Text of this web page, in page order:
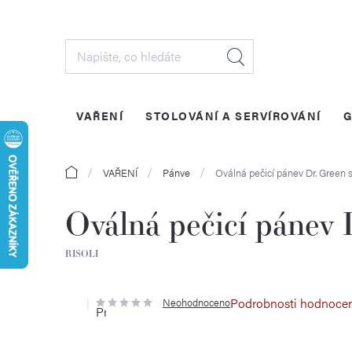
VAŘENÍ STOLOVÁNÍ A SERVÍROVÁNÍ
DomůVAŘENÍ Pánve Oválná pečicí pánev Dr. Green
Oválná pečicí
RISOLI
Průměrné
hodnocení
NeohodnocenoPodrobnosti